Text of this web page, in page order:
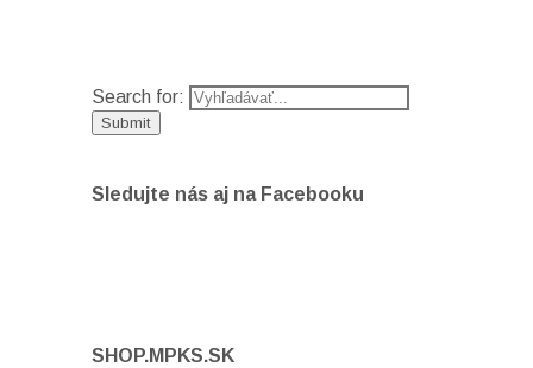
Search for:
Sledujte nás aj na Facebooku
SHOP.MPKS.SK